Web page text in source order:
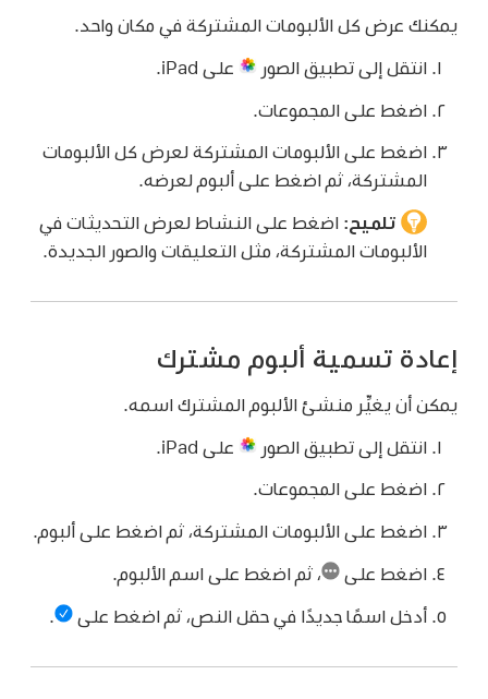
يمكنك عرض كل الألبومات المشتركة في مكان واحد.
انتقل إلى تطبيق الصور على iPad.
اضغط على المجموعات.
اضغط على الألبومات المشتركة لعرض كل الألبومات
المشتركة، ثم اضغط على ألبوم لعرضه.
تلميح: اضغط على النشاط لعرض التحديثات في
الألبومات المشتركة، مثل التعليقات والصور الجديدة.
إعادة تسمية ألبوم مشترك
يمكن أن يغيِّر منشئ الألبوم المشترك اسمه.
انتقل إلى تطبيق الصور على iPad.
اضغط على المجموعات.
اضغط على الألبومات المشتركة، ثم اضغط على ألبوم.
اضغط على ،ثم اضغط على اسم الألبوم.
أدخل اسمًا جديدًا في حقل النص، ثم اضغط على